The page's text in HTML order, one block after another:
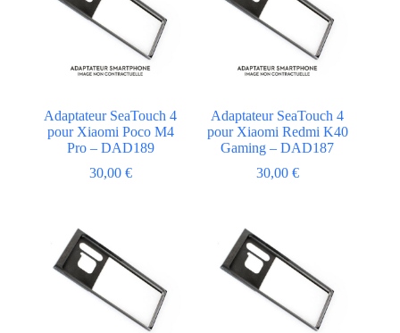
Adaptateur SeaTouch 4
pour Xiaomi Poco M4
Pro – DAD189
30,00 €
Adaptateur SeaTouch 4
pour Xiaomi Redmi K40
Gaming – DAD187
30,00 €